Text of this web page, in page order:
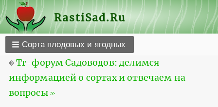
RastiSad.Ru
Сорта плодовых и ягодных
⎆Тг-форум Садоводов: делимся
информацией о сортах и отвечаем на
вопросы ≫